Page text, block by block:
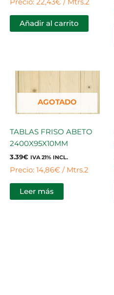
Precio: 22,43€ / Mtrs.2
Añadir al carrito
AGOTADO
TABLAS FRISO ABETO
2400X95X10MM
3.39€ IVA 21% INCL.
Precio: 14,86€ / Mtrs.2
Leer más